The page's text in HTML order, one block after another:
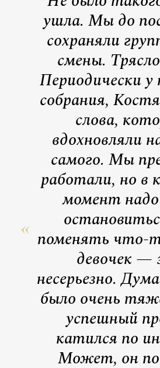
ушла. Мы до
сохраняли
смены.
Периодически у
собрания,
слова,
вдохновляли
самого. Мы
работали, но в
момент
поменять что-
девочек —
несерьезно.
было очень
успешный
катился по
Может, он